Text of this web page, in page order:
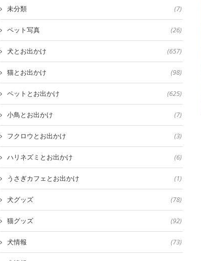
未分類 (7)
ペット写真 (26)
犬とお出かけ (657)
猫とお出かけ (98)
ペットとお出かけ (625)
小鳥とお出かけ (7)
フクロウとお出かけ (3)
ハリネズミとお出かけ (6)
うさぎカフェとお出かけ (1)
犬グッズ (78)
猫グッズ (92)
犬情報 (73)